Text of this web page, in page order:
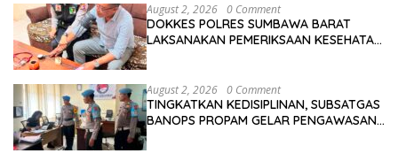
August 2, 2026 0 Comment
DOKKES POLRES SUMBAWA BARAT
LAKSANAKAN PEMERIKSAAN KESEHATAN
August 2, 2026 0 Comment
TINGKATKAN KEDISIPLINAN, SUBSATGAS
BANOPS PROPAM GELAR PENGAWASAN